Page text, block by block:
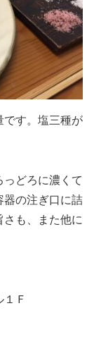
です。塩三種が
どろに濃くて
器の注ぎ口に詰
さも、また他に
Ｆ